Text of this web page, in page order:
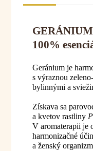
100%
Geránium je
s výraznou
bylinnými a
Získava sa
a kvetov rastliny
V aromaterapii je
harmonizačné
a ženský